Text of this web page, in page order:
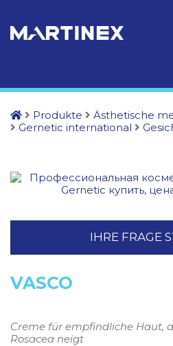
Produkte Ästhetische
Gernetic international
IHRE FRAGE
VASCO
Creme für empfindliche Haut,
Rosacea neigt